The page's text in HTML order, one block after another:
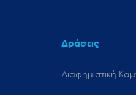
Δράσεις
Διαφημιστική